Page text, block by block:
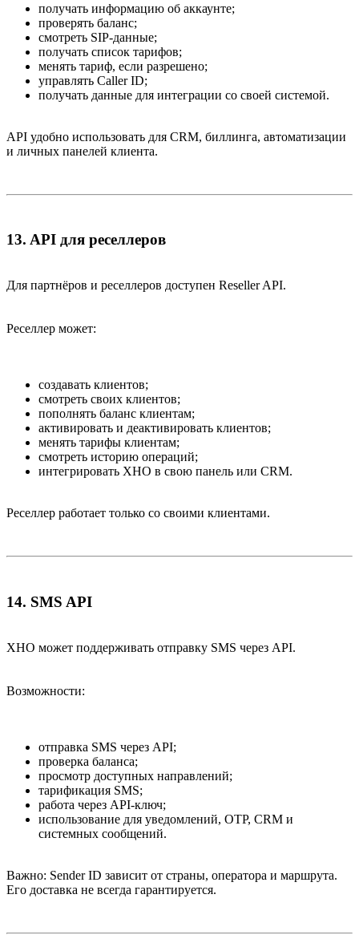
получать информацию об аккаунте;
проверять баланс;
смотреть SIP-данные;
получать список тарифов;
менять тариф, если разрешено;
управлять Caller ID;
получать данные для интеграции со своей системой.
API удобно использовать для CRM, биллинга, автоматизации
и личных панелей клиента.
13. API для реселлеров​
Для партнёров и реселлеров доступен Reseller API.
Реселлер может:
создавать клиентов;
смотреть своих клиентов;
пополнять баланс клиентам;
активировать и деактивировать клиентов;
менять тарифы клиентам;
смотреть историю операций;
интегрировать XHO в свою панель или CRM.
Реселлер работает только со своими клиентами.
14. SMS API​
XHO может поддерживать отправку SMS через API.
Возможности:
отправка SMS через API;
проверка баланса;
просмотр доступных направлений;
тарификация SMS;
работа через API-ключ;
использование для уведомлений, OTP, CRM и
системных сообщений.
Важно: Sender ID зависит от страны, оператора и маршрута.
Его доставка не всегда гарантируется.